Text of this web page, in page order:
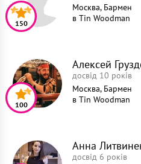
Москва, Бармен
в Tin Woodman
150
Алексей
досвід 10 років
Москва, Бармен
в Tin Woodman
100
Анна
досвід 6 років